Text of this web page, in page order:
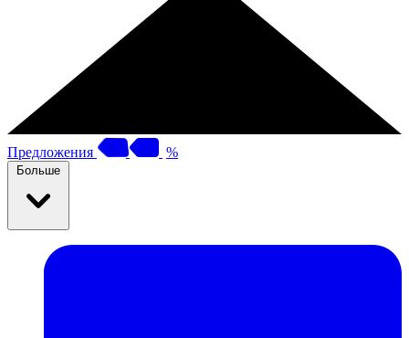
Предложения %
Больше